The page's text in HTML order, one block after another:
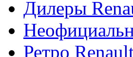
Дилеры
Ретро